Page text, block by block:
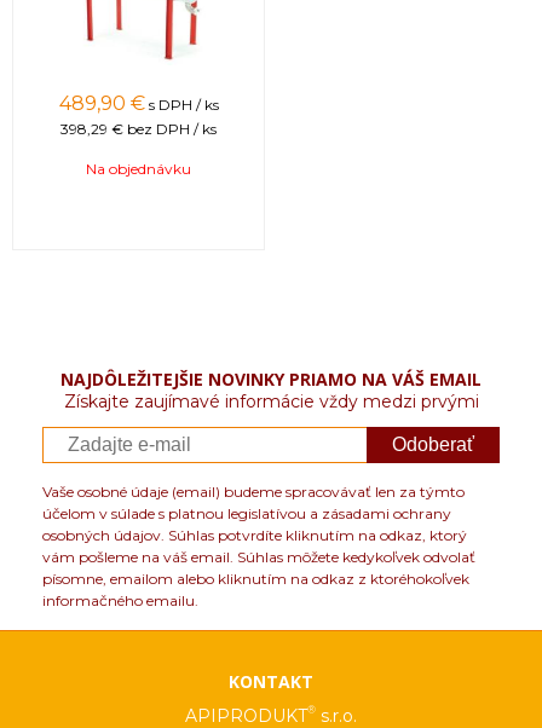
489,90 € s DPH / ks
398,29 € bez DPH / ks
Na objednávku
NAJDÔLEŽITEJŠIE NOVINKY PRIAMO NA VÁŠ EMAIL
Získajte zaujímavé informácie vždy medzi prvými
Odoberať
Vaše osobné údaje (email) budeme spracovávať len za týmto
účelom v súlade s platnou legislatívou a zásadami ochrany
osobných údajov. Súhlas potvrdíte kliknutím na odkaz, ktorý
vám pošleme na váš email. Súhlas môžete kedykoľvek odvolať
písomne, emailom alebo kliknutím na odkaz z ktoréhokoľvek
informačného emailu.
KONTAKT
APIPRODUKT® s.r.o.